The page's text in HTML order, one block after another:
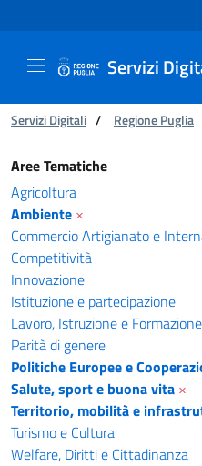
Servizi
You are:
Servizi Digitali / Regione Puglia
Catalogo bandi -
Aree Tematiche
Agricoltura
Ambiente ×
Commercio Artigianato e
Competitività
Innovazione
Istituzione e partecipazione
Lavoro, Istruzione e Formazione
Parità di genere
Politiche Europee e
Salute, sport e buona vita ×
Territorio, mobilità e
Turismo e Cultura
Welfare, Diritti e Cittadinanza